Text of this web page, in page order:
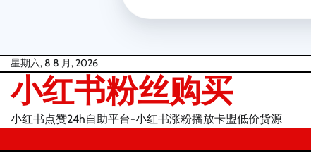
Skip
content
星期六, 8 8 月, 2026
小红书粉丝购买
小红书点赞24h自助平台-小红书涨粉播放卡盟低价货源